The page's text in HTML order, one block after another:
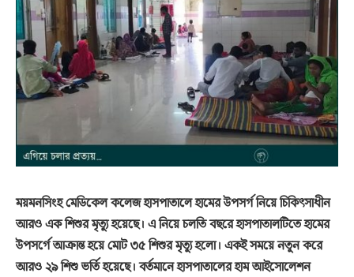
ময়মনসিংহ মেডিকেল কলেজ হাসপাতালে হামের উপসর্গ নিয়ে চিকিৎসাধীন
আরও এক শিশুর মৃত্যু হয়েছে। এ নিয়ে চলতি বছরে হাসপাতালটিতে হামের
উপসর্গে আক্রান্ত হয়ে মোট ৩৫ শিশুর মৃত্যু হলো। একই সময়ে নতুন করে
আরও ২৯ শিশু ভর্তি হয়েছে। বর্তমানে হাসপাতালের হাম আইসোলেশন